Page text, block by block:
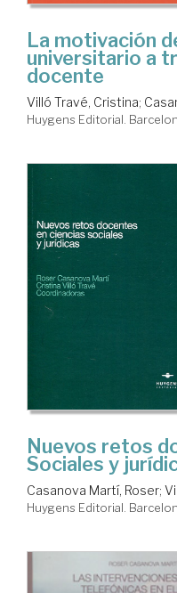
La motivación
universitario a
docente
Villó Travé, Cristina;
Huygens Editorial.
Nuevos retos
Sociales y
Casanova Martí, Roser;
Huygens Editorial.